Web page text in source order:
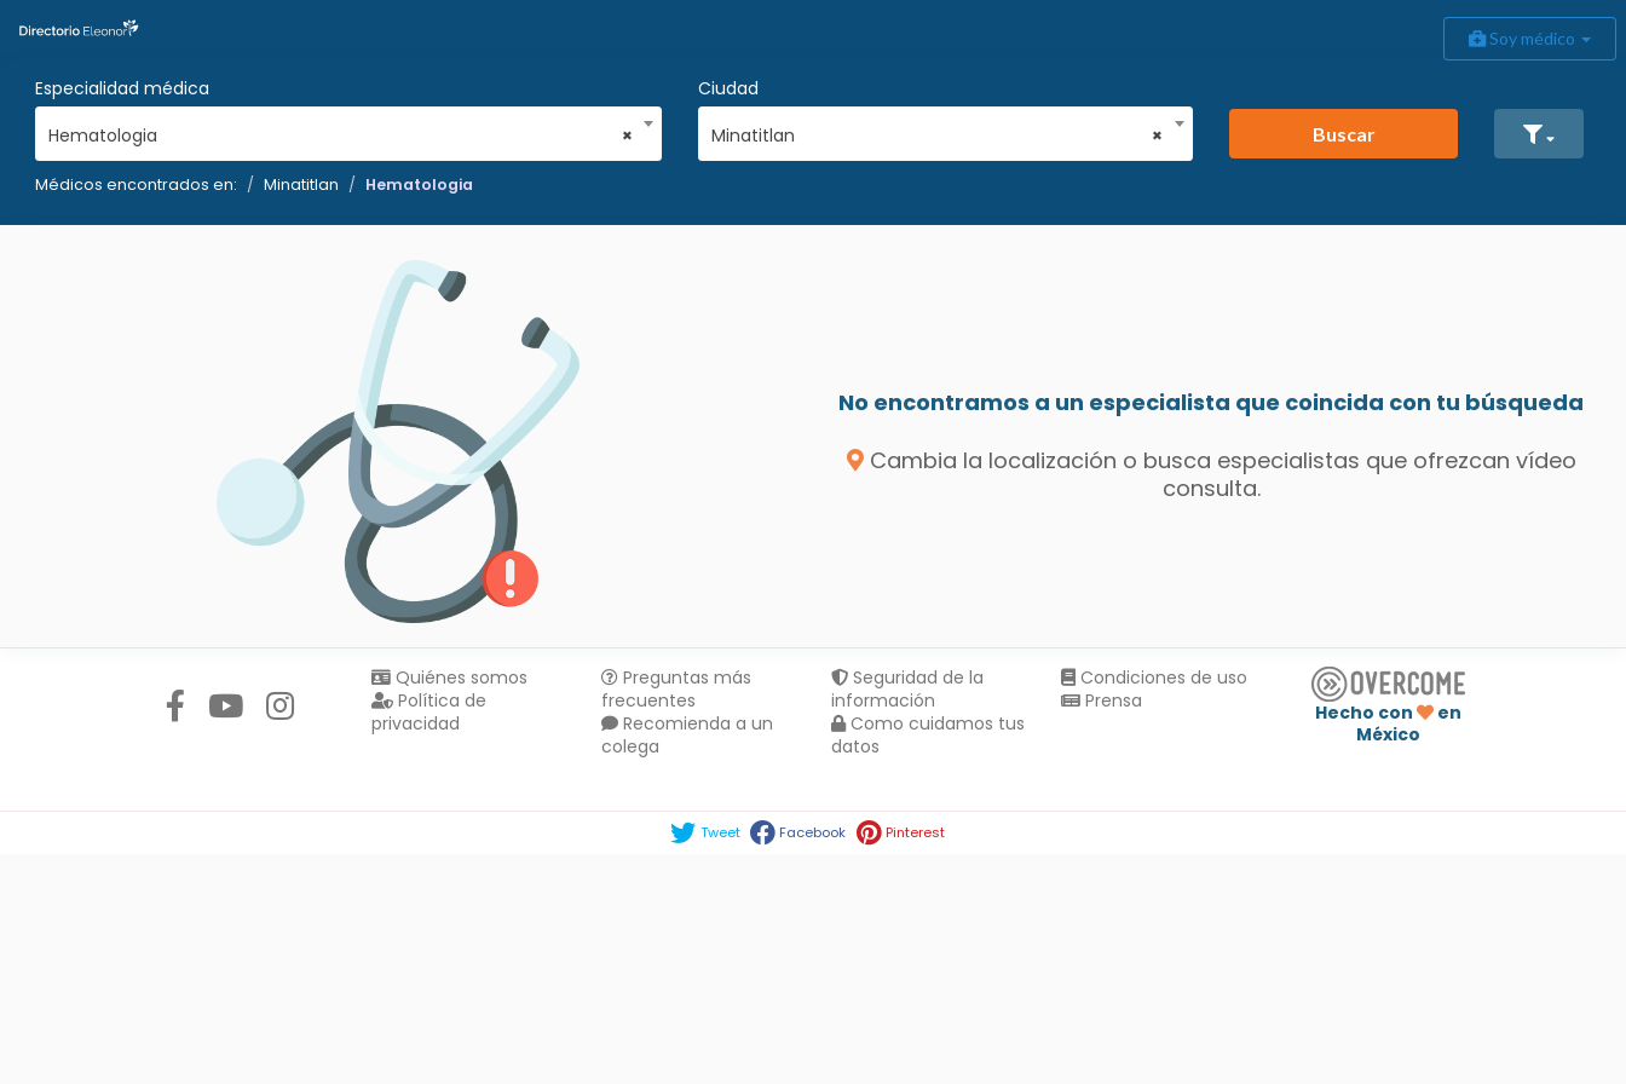
Soy médico
Especialidad médica
×
Hematologia
Ciudad
×
Minatitlan Buscar
Médicos encontrados en: Minatitlan Hematologia
No encontramos a un especialista que coincida con tu búsqueda
Cambia la localización o busca especialistas que ofrezcan vídeo
consulta.
Quiénes somos
Política de
privacidad
Preguntas más
frecuentes
Recomienda a un
colega
Seguridad de la
información
Como cuidamos tus
datos
Condiciones de uso
Prensa
Hecho con
en
México
Tweet Facebook Pinterest